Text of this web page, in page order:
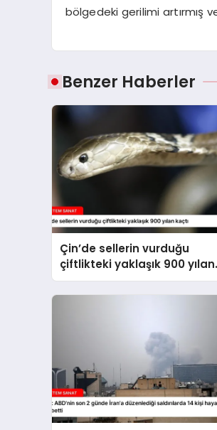
bölgedeki gerilimi artırmış
Benzer Haberler
Çin’de sellerin vurduğu
çiftlikteki yaklaşık 900 yılan
kaçtı